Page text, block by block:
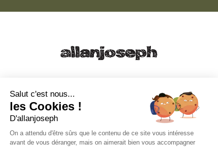
49, RUE FRANCIS DAVSO - 13001 MARSEILLE
eshop@allanjoseph.com
Salut c'est nous...
les Cookies !
D'allanjoseph
On a attendu d'être sûrs que le contenu de ce site vous intéresse
avant de vous déranger, mais on aimerait bien vous accompagner